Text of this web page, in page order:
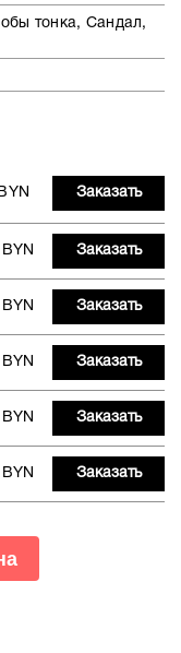
тонка, Сандал,
Заказать
Заказать
Заказать
Заказать
Заказать
Заказать